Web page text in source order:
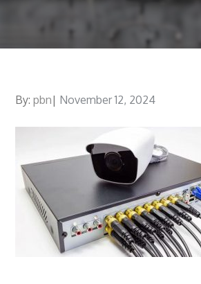
By:pbn
Posted
November 12, 2024